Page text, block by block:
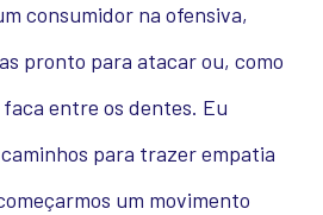
consumidor na ofensiva,
pronto para atacar ou, como
entre os dentes. Eu
para trazer empatia
um movimento